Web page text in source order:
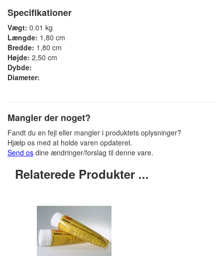
Specifikationer
Vægt: 0.01 kg
Længde: 1,80 cm
Bredde: 1,80 cm
Højde: 2,50 cm
Dybde:
Diameter:
Mangler der noget?
Fandt du en fejl eller mangler i produktets oplysninger?
Hjælp os med at holde varen opdateret.
Send os dine ændringer/forslag til denne vare.
Relaterede Produkter ...